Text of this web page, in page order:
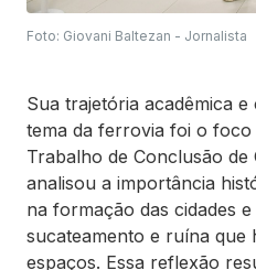
Foto: Giovani Baltezan - Jornalista
Sua trajetória acadêmica
tema da ferrovia foi o foco
Trabalho de Conclusão
analisou a importância
na formação das cidades
sucateamento e ruína que
espaços. Essa reflexão